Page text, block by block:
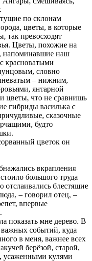
по склонам
цветы, в которые
так превосходят
Цветы, похожие на
напоминавшие наш
красноватыми
словно
– нижним,
янтарной
цветы, что не сравнишь
гибриды василька с
сказочные
будто
цветок он
вкрапления
большого труда
отслаивались блестящие
– говорил отец, –
впервые
показать мне дерево. В
событий, куда
в меня, важнее всех
берёзой, старой,
усаженными кулями